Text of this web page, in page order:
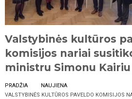
Valstybinės kultūros
komisijos nariai
ministru Simonu Kairiu
PRADŽIA
NAUJIENA
VALSTYBINĖS KULTŪROS PAVELDO KOMISIJOS